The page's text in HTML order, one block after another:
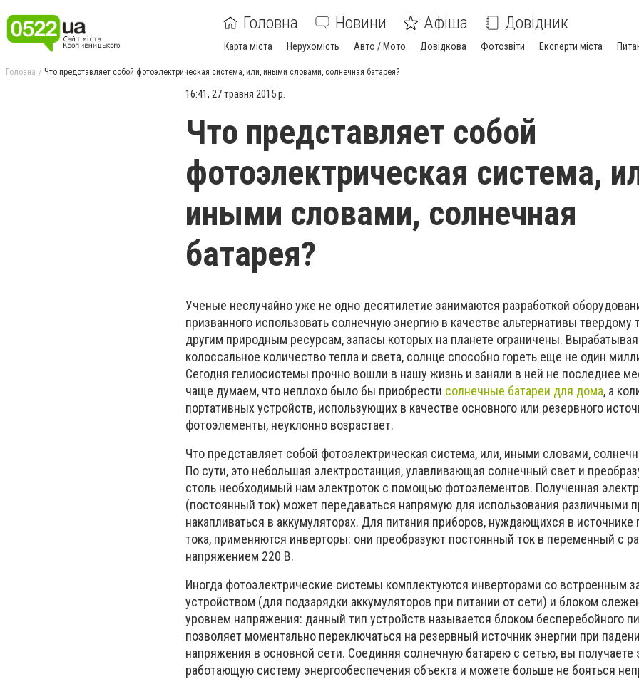
Головна Новини Афіша Довідник
Карта міста Нерухомість Авто / Мото Довідкова Фотозвіти Експерти міста
Головна Что представляет собой фотоэлектрическая система, или, иными словами, солнечная батарея?
16:41, 27 травня 2015 р.
Что представляет собой
фотоэлектрическая система,
иными словами, солнечная
батарея?
Ученые неслучайно уже не одно десятилетие занимаются разработкой
призванного использовать солнечную энергию в качестве альтернативы твердому
другим природным ресурсам, запасы которых на планете ограничены. Вырабатывая
колоссальное количество тепла и света, солнце способно гореть еще не один
Сегодня гелиосистемы прочно вошли в нашу жизнь и заняли в ней не последнее
чаще думаем, что неплохо было бы приобрести солнечные батареи для дома, а
портативных устройств, использующих в качестве основного или резервного
фотоэлементы, неуклонно возрастает.
Что представляет собой фотоэлектрическая система, или, иными словами,
По сути, это небольшая электростанция, улавливающая солнечный свет и
столь необходимый нам электроток с помощью фотоэлементов. Полученная
(постоянный ток) может передаваться напрямую для использования различными
накапливаться в аккумуляторах. Для питания приборов, нуждающихся в источнике
тока, применяются инверторы: они преобразуют постоянный ток в переменный с
напряжением 220 В.
Иногда фотоэлектрические системы комплектуются инверторами со встроенным
устройством (для подзарядки аккумуляторов при питании от сети) и блоком
уровнем напряжения: данный тип устройств называется блоком бесперебойного
позволяет моментально переключаться на резервный источник энергии при
напряжения в основной сети. Соединяя солнечную батарею с сетью, вы получаете
работающую систему энергообеспечения объекта и можете больше не бояться